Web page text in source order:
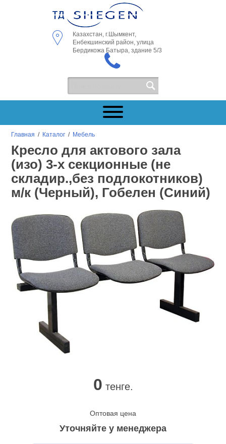
Казахстан, г.Шымкент,
Енбекшинский район, улица
Бердикожа Батыра, здание 5/3
Главная / Каталог / Мебель
Кресло для актового зала
(изо) 3-х секционные (не
складир.,без подлокотников)
м/к (Черный), Гобелен (Синий)
0 тенге.
Оптовая цена
Уточняйте у менеджера